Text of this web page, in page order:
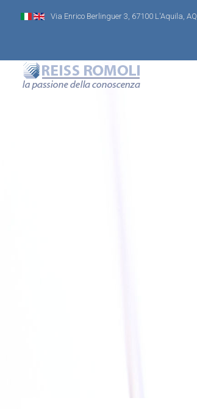
Via Enrico Berlinguer 3, 67100 L'Aquila, AQ